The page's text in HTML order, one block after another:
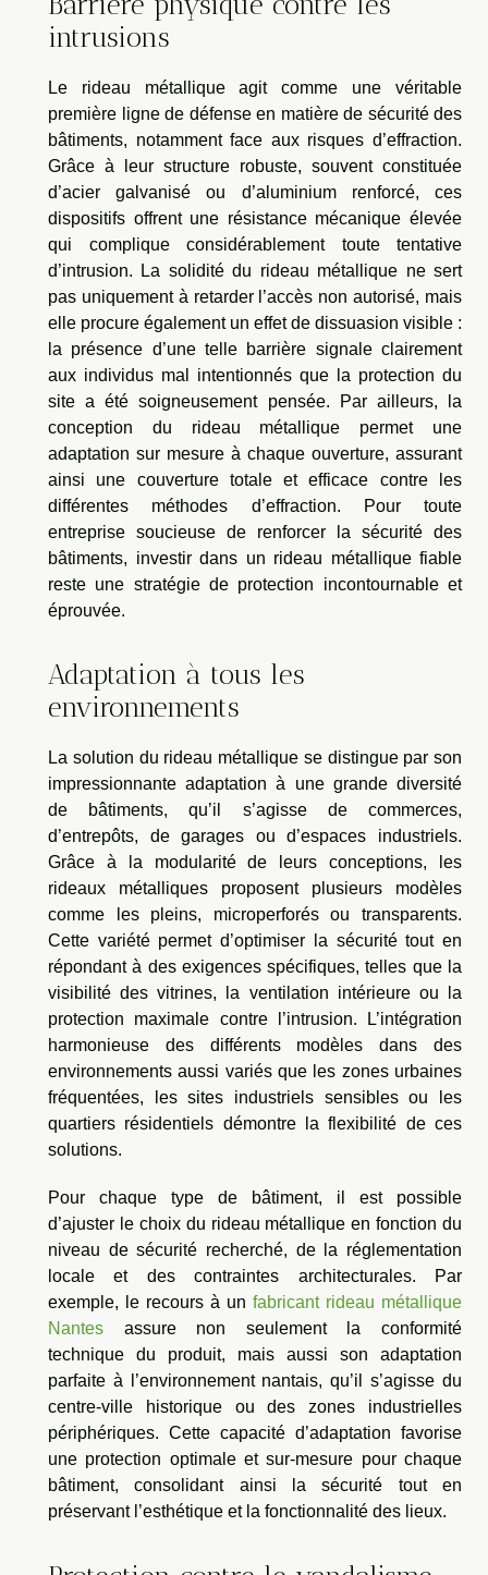
intrusions
Le rideau métallique agit comme une véritable
première ligne de défense en matière de sécurité des
bâtiments, notamment face aux risques d’effraction.
Grâce à leur structure robuste, souvent constituée
d’acier galvanisé ou d’aluminium renforcé, ces
dispositifs offrent une résistance mécanique élevée
qui complique considérablement toute tentative
d’intrusion. La solidité du rideau métallique ne sert
pas uniquement à retarder l’accès non autorisé, mais
elle procure également un effet de dissuasion visible :
la présence d’une telle barrière signale clairement
aux individus mal intentionnés que la protection du
site a été soigneusement pensée. Par ailleurs, la
conception du rideau métallique permet une
adaptation sur mesure à chaque ouverture, assurant
ainsi une couverture totale et efficace contre les
différentes méthodes d’effraction. Pour toute
entreprise soucieuse de renforcer la sécurité des
bâtiments, investir dans un rideau métallique fiable
reste une stratégie de protection incontournable et
éprouvée.
Adaptation à tous les
environnements
La solution du rideau métallique se distingue par son
impressionnante adaptation à une grande diversité
de bâtiments, qu’il s’agisse de commerces,
d’entrepôts, de garages ou d’espaces industriels.
Grâce à la modularité de leurs conceptions, les
rideaux métalliques proposent plusieurs modèles
comme les pleins, microperforés ou transparents.
Cette variété permet d’optimiser la sécurité tout en
répondant à des exigences spécifiques, telles que la
visibilité des vitrines, la ventilation intérieure ou la
protection maximale contre l’intrusion. L’intégration
harmonieuse des différents modèles dans des
environnements aussi variés que les zones urbaines
fréquentées, les sites industriels sensibles ou les
quartiers résidentiels démontre la flexibilité de ces
solutions.
Pour chaque type de bâtiment, il est possible
d’ajuster le choix du rideau métallique en fonction du
niveau de sécurité recherché, de la réglementation
locale et des contraintes architecturales. Par
exemple, le recours à un fabricant rideau métallique
Nantes assure non seulement la conformité
technique du produit, mais aussi son adaptation
parfaite à l’environnement nantais, qu’il s’agisse du
centre-ville historique ou des zones industrielles
périphériques. Cette capacité d’adaptation favorise
une protection optimale et sur-mesure pour chaque
bâtiment, consolidant ainsi la sécurité tout en
préservant l’esthétique et la fonctionnalité des lieux.